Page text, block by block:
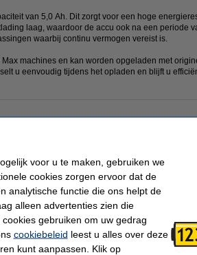
van 5,0 Ah. Dit zorgt voor een hoge
laag, waardoor de accu ook na een periode
waarbij continu vermogen vereist is.
machines en kan worden opgeladen met
u eenvoudig tijdens het opladen en blijft u
voor u te maken, gebruiken we
cookies zorgen ervoor dat de
analytische functie die ons helpt de
alleen advertenties zien die
gebruiken om uw gedrag
cookiebeleid leest u alles over deze
kunt aanpassen. Klik op